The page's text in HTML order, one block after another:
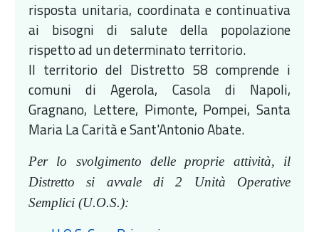
risposta unitaria, coordinata e continuativa
ai bisogni di salute della popolazione
rispetto ad un determinato territorio.
Il territorio del Distretto 58 comprende i
comuni di Agerola, Casola di Napoli,
Gragnano, Lettere, Pimonte, Pompei, Santa
Maria La Carità e Sant'Antonio Abate.
Per lo svolgimento delle proprie attività, il
Distretto si avvale di 2 Unità Operative
Semplici (U.O.S.):